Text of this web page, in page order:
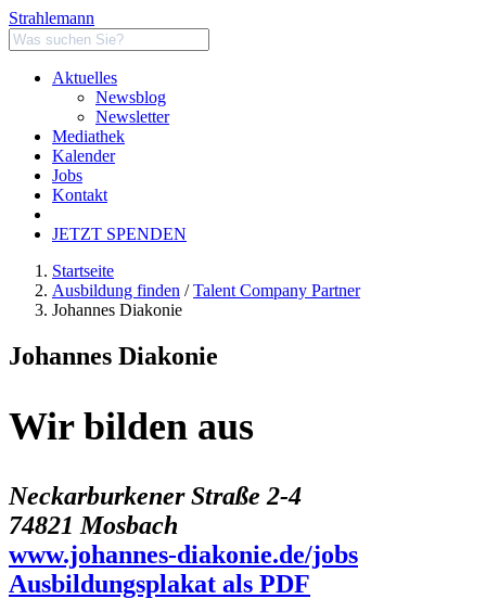
Strahlemann
Aktuelles
Newsblog
Newsletter
Mediathek
Kalender
Jobs
Kontakt
JETZT SPENDEN
Startseite
Ausbildung finden /Talent Company Partner
Johannes Diakonie
Johannes Diakonie
Wir bilden aus
Neckarburkener Straße 2-4
74821 Mosbach
www.johannes-diakonie.de/jobs
Ausbildungsplakat als PDF